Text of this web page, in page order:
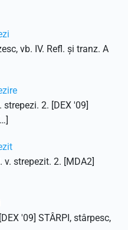
vb. IV. Refl. și tranz. A
strepezi. 2. [DEX '09]
v. strepezit. 2. [MDA2]
'09] STÂRPI, stârpesc,